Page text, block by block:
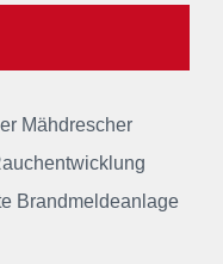
Mähdrescher
Brandmeldeanlage